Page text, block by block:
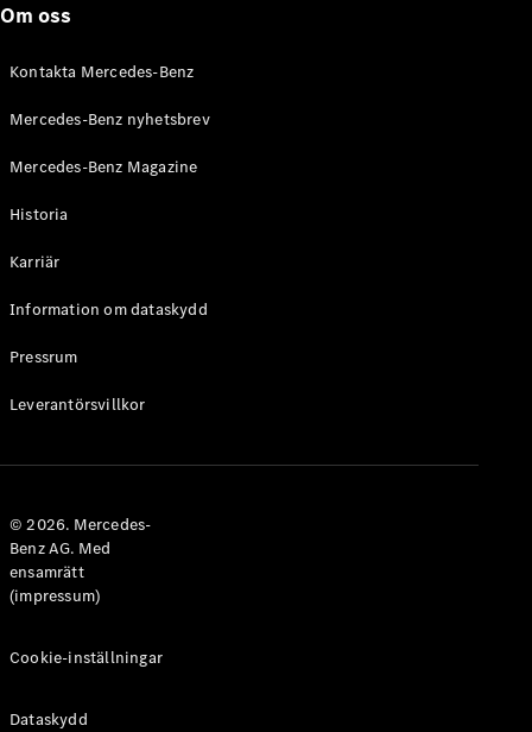
Store
VLE Elektrisk
Mercedes-
Om oss
Kontakta Mercedes-Benz
Mercedes-Benz nyhetsbrev
Mercedes-Benz Magazine
Historia
Karriär
Information om dataskydd
Pressrum
Leverantörsvillkor
© 2026. Mercedes-
Benz AG. Med
ensamrätt
(impressum)
Cookie-inställningar
Dataskydd